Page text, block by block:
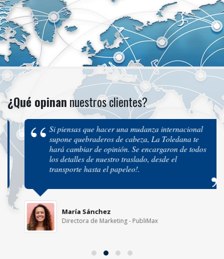
¿Qué opinan nuestros clientes?
Si piensas que hacer una mudanza internacional
supone quebraderos de cabeza, La Toledana te
hará cambiar de opinión. Se encargaron de todos
los detalles de nuestro traslado, desde el
transporte hasta el papeleo!.
María Sánchez
Directora de Marketing - PubliMax